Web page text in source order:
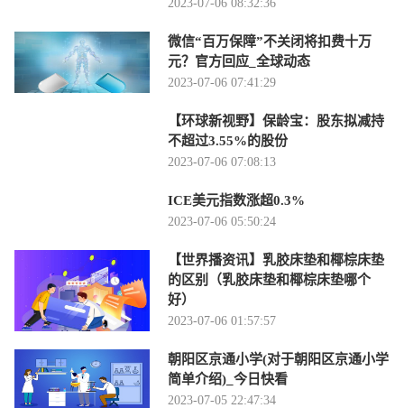
2023-07-06 08:32:36
微信“百万保障”不关闭将扣费十万
元？官方回应_全球动态
2023-07-06 07:41:29
【环球新视野】保龄宝：股东拟减持
不超过3.55%的股份
2023-07-06 07:08:13
ICE美元指数涨超0.3%
2023-07-06 05:50:24
【世界播资讯】乳胶床垫和椰棕床垫
的区别（乳胶床垫和椰棕床垫哪个
好）
2023-07-06 01:57:57
朝阳区京通小学(对于朝阳区京通小学
简单介绍)_今日快看
2023-07-05 22:47:34